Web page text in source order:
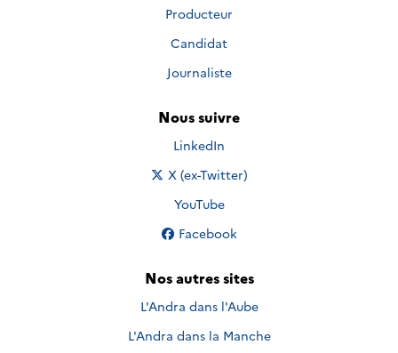
Producteur
Candidat
Journaliste
Nous suivre
Nous suivre sur
LinkedIn
Nous suivre sur
X (ex-Twitter)
Nous suivre sur
YouTube
Nous suivre sur
Facebook
Nos autres sites
L'Andra dans l'Aube
L'Andra dans la Manche